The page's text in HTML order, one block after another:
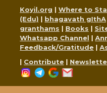
content
Koyil.org | Where to
(Edu) | bhagavath gIthA
granthams | Books |
Whatsapp Channel |
Feedback/Gratitude |
| Contribute |
Instagram
Telegram
Google